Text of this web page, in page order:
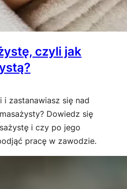
czyli jak
i zastanawiasz się nad
Dowiedz się
i czy po jego
pracę w zawodzie.